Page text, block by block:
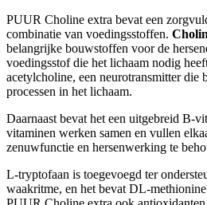
PUUR Choline extra bevat een
combinatie van voedingsstoffen.
belangrijke bouwstoffen voor de
voedingsstof die het lichaam nodig
acetylcholine, een neurotransmitter die
processen in het lichaam.
Daarnaast bevat het een uitgebreid B-
vitaminen werken samen en vullen
zenuwfunctie en hersenwerking te
L-tryptofaan is toegevoegd ter
waakritme, en het bevat DL-